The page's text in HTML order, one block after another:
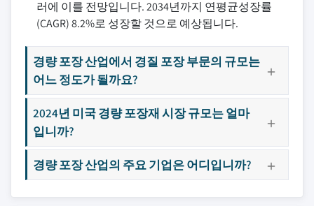
러에 이를 전망입니다. 2034년까지 연평균성장률
(CAGR) 8.2%로 성장할 것으로 예상됩니다.
경량 포장 산업에서 경질 포장 부문의 규모는
어느 정도가 될까요?
2024년 미국 경량 포장재 시장 규모는 얼마
입니까?
경량 포장 산업의 주요 기업은 어디입니까?